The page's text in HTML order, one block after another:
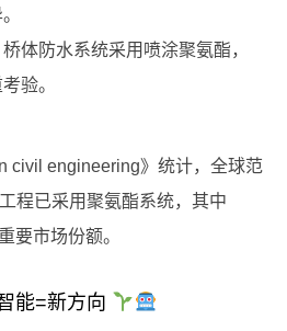
体防水系统采用喷涂聚氨酯，
验。
civil engineering》统计，全球范
程已采用聚氨酯系统，其中
要市场份额。
能=新方向